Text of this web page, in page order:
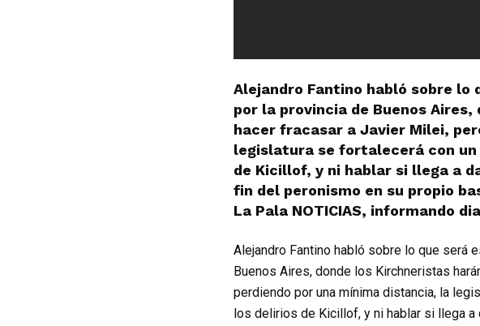
Alejandro Fantino habló sobre
por la provincia de Buenos
hacer fracasar a Javier Milei,
legislatura se fortalecerá con
de Kicillof, y ni hablar si llega a
fin del peronismo en su propio
La Pala NOTICIAS, informando
Alejandro Fantino habló sobre lo que será
Buenos Aires, donde los Kirchneristas
perdiendo por una mínima distancia, la
los delirios de Kicillof, y ni hablar si llega